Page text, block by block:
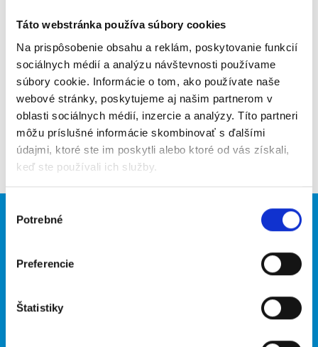
Táto webstránka používa súbory cookies
Na prispôsobenie obsahu a reklám, poskytovanie funkcií
sociálnych médií a analýzu návštevnosti používame
súbory cookie. Informácie o tom, ako používate naše
webové stránky, poskytujeme aj našim partnerom v
oblasti sociálnych médií, inzercie a analýzy. Títo partneri
môžu príslušné informácie skombinovať s ďalšími
údajmi, ktoré ste im poskytli alebo ktoré od vás získali,
keď ste používali ich služby.
súhlasu
Potrebné
Preferencie
Štatistiky
Poslať na email
Upozorniť na inzerát
Pridať do obľúbených
Späť
Brigádnici
Hľadané brigády
O portáli Naše ďalšie projekty